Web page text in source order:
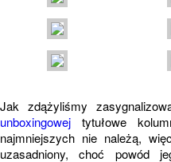
Jak zdążyliśmy
unboxingowej tytułowe
najmniejszych nie należą,
uzasadniony, choć powód